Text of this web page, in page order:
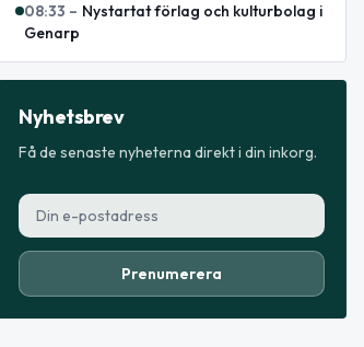
08:33 – Nystartat förlag och kulturbolag i
Genarp
Nyhetsbrev
Få de senaste nyheterna direkt i din inkorg.
Prenumerera